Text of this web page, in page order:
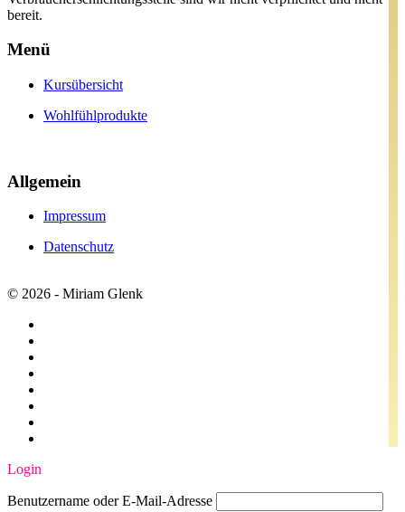
bereit.
Menü
Kursübersicht
Wohlfühlprodukte
Allgemein
Impressum
Datenschutz
© 2026 - Miriam Glenk
Login
Benutzername oder E-Mail-Adresse